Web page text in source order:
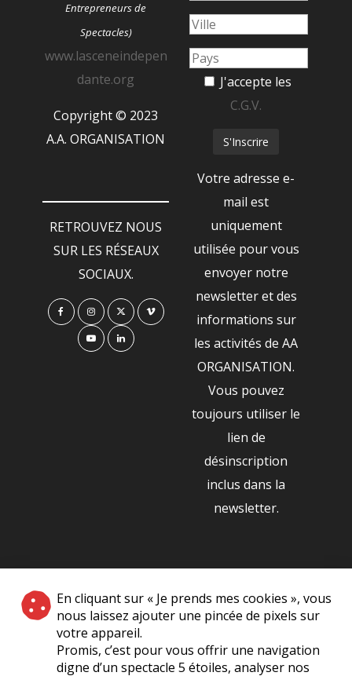
En cliquant sur « Je prends mes cookies », vous
nous laissez ajouter une pincée de pixels sur
votre appareil.
Promis, c’est pour vous offrir une navigation
digne d’un spectacle 5 étoiles, analyser nos
Entrepreneurs de
Spectacles)
www.lasceneindepen
dante.org
Copyright © 2023
A.A. ORGANISATION
RETROUVEZ NOUS
SUR LES RÉSEAUX
SOCIAUX.
J'accepte les
C.G.V.
Votre adresse e-
mail est
uniquement
utilisée pour vous
envoyer notre
newsletter et des
informations sur
les activités de AA
ORGANISATION.
Vous pouvez
toujours utiliser le
lien de
désinscription
inclus dans la
newsletter.
NOS PARTENAIRES
|